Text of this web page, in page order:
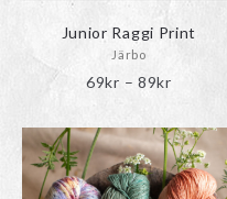
Junior Raggi Print
Järbo
69kr – 89kr
till
89kr